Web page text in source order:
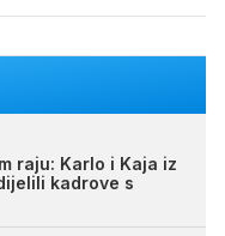
raju: Karlo i Kaja iz
kadrove s